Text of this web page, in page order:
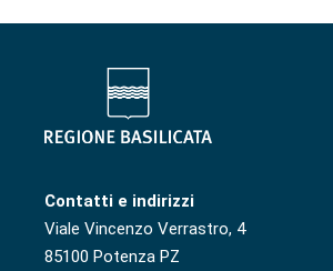
Contatti e indirizzi
Viale Vincenzo Verrastro, 4
85100 Potenza PZ